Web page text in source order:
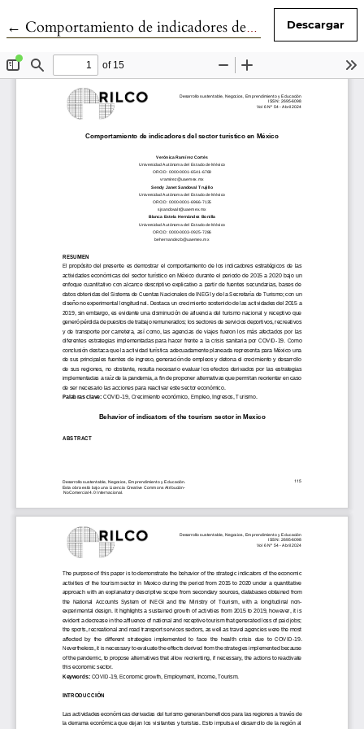
← Volver a los detalles del artículo
Comportamiento de indicadores del sector turístico en México Descargar